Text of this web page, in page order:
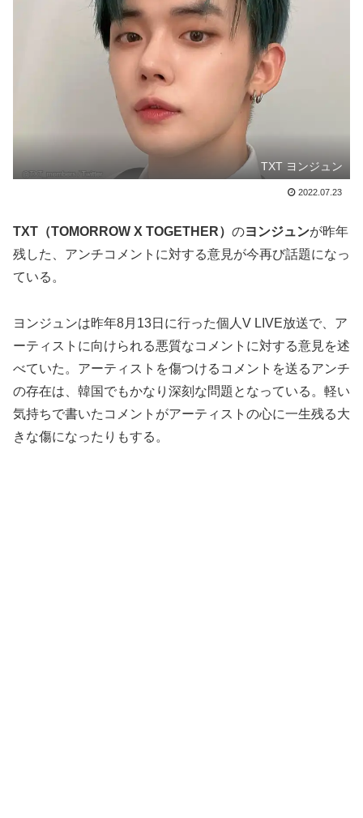
TXT ヨンジュン
2022.07.23
TXT（TOMORROW X TOGETHER） のヨンジュンが昨年
残した、アンチコメントに対する意見が今再び話題になっ
ている。
ヨンジュンは昨年8月13日に行った個人V LIVE放送で、ア
ーティストに向けられる悪質なコメントに対する意見を述
べていた。アーティストを傷つけるコメントを送るアンチ
の存在は、韓国でもかなり深刻な問題となっている。軽い
気持ちで書いたコメントがアーティストの心に一生残る大
きな傷になったりもする。